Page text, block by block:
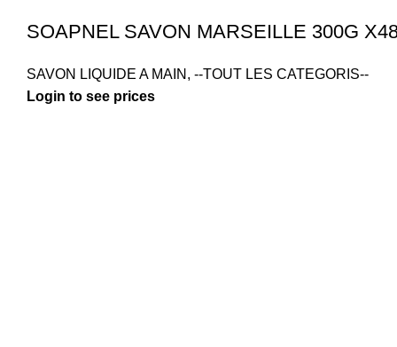
SOAPNEL SAVON MARSEILLE 300G
SAVON LIQUIDE A MAIN , --TOUT LES CATEGORIS--
Login to see prices